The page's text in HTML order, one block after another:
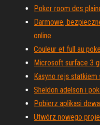
Poker room des
Darmowe,
online
Couleur et full au
Microsoft surface 3
Kasyno rejs statkiem
Sheldon adelson i
Pobierz aplikasi
Utwórz nowego